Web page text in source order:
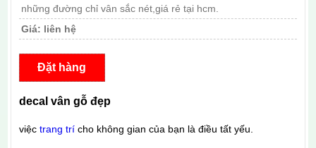
những đường chỉ vân sắc nét,giá rẻ tại hcm.
Giá: liên hệ
Đặt hàng
decal vân gỗ đẹp
việc trang trícho không gian của bạn là điều tất yếu.